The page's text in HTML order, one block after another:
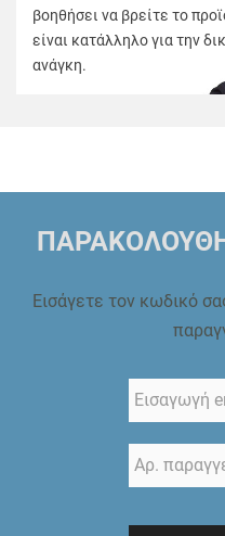
βοηθήσει να βρείτε το
είναι κατάλληλο για την
ανάγκη.
Εισάγετε τον κωδικό